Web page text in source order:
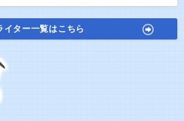
イター一覧はこちら